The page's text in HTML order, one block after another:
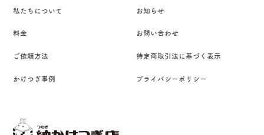
私たちについて
料金
ご依頼方法
かけつぎ事例
お知らせ
お問い合わせ
特定商取引法に基づく表示
プライバシーポリシー